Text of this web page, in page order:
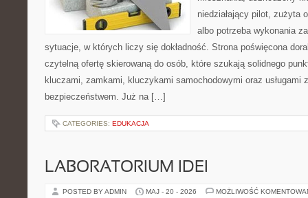
niedziałający pilot, zużyta
albo potrzeba wykonania
sytuacje, w których liczy się dokładność. Strona poświęcona
czytelną ofertę skierowaną do osób, które szukają solidnego
kluczami, zamkami, kluczykami samochodowymi oraz usługami
bezpieczeństwem. Już na […]
CATEGORIES: EDUKACJA
LABORATORIUM IDEI
POSTED BY ADMIN MAJ - 20 - 2026 MOŻLIWOŚĆ